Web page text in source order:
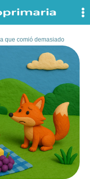
que comió demasiado